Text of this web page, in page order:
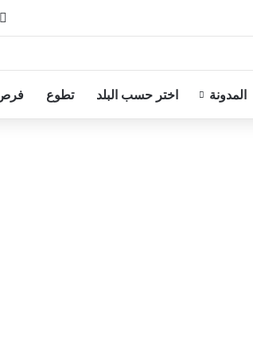
المدونة اختر حسب البلد تطوع